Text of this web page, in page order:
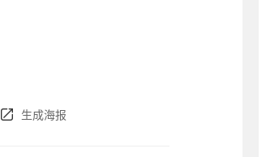
生成海报